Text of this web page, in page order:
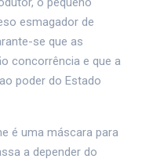
esmagador de
se que as
concorrência e que a
poder do Estado
é uma máscara para
a depender do